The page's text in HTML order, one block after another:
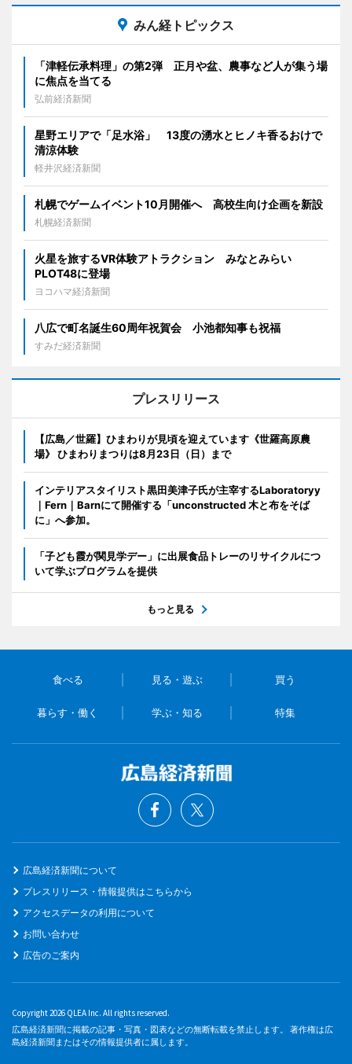
みん経トピックス
「津軽伝承料理」の第2弾 正月や盆、農事など人が集う場
に焦点を当てる
弘前経済新聞
星野エリアで「足水浴」 13度の湧水とヒノキ香るおけで
清涼体験
軽井沢経済新聞
札幌でゲームイベント10月開催へ 高校生向け企画を新設
札幌経済新聞
火星を旅するVR体験アトラクション みなとみらい
PLOT48に登場
ヨコハマ経済新聞
八広で町名誕生60周年祝賀会 小池都知事も祝福
すみだ経済新聞
プレスリリース
【広島／世羅】ひまわりが見頃を迎えています《世羅高原農
場》 ひまわりまつりは8月23日（日）まで
インテリアスタイリスト黒田美津子氏が主宰するLaboratoryy
｜Fern｜Barnにて開催する「unconstructed 木と布をそば
に」へ参加。
「子ども霞が関見学デー」に出展食品トレーのリサイクルにつ
いて学ぶプログラムを提供
もっと見る
食べる 見る・遊ぶ 買う
暮らす・働く 学ぶ・知る 特集
広島経済新聞について
プレスリリース・情報提供はこちらから
アクセスデータの利用について
お問い合わせ
広告のご案内
Copyright 2026 QLEA Inc. All rights reserved.
広島経済新聞に掲載の記事・写真・図表などの無断転載を禁止します。 著作権は広
島経済新聞またはその情報提供者に属します。